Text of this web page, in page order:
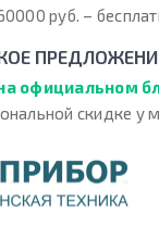
руб. –
официальном
скидке у